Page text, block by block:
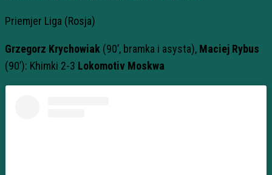
Priemjer Liga (Rosja)
Grzegorz Krychowiak (90’, bramka i asysta), Maciej Rybus
(90’): Khimki 2-3 Lokomotiv Moskwa